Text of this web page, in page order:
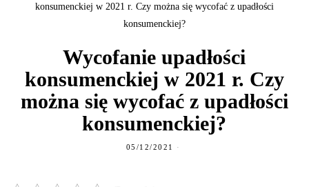
konsumenckiej w 2021 r. Czy można się wycofać z upadłości
konsumenckiej?
Wycofanie upadłości
konsumenckiej w 2021 r. Czy
można się wycofać z upadłości
konsumenckiej?
05/12/2021